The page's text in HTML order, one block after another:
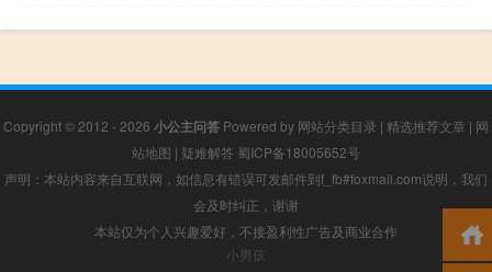
Copyright © 2012 - 2026 小公主问答 Powered by 网站分类目录 | 精选推荐文章 | 网
站地图 | 疑难解答 蜀ICP备18005652号
声明：本站内容来自互联网，如信息有错误可发邮件到f_fb#foxmail.com说明，我们
会及时纠正，谢谢
本站仅为个人兴趣爱好，不接盈利性广告及商业合作
小男孩